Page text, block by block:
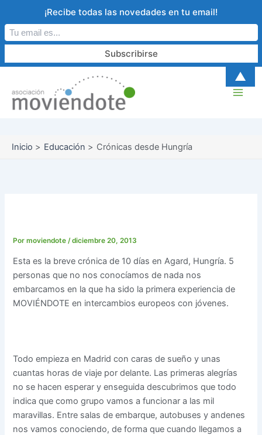
contenido
Inicio Educación Crónicas desde Hungría
Pormoviendote /diciembre 20, 2013
Esta es la breve crónica de 10 días en Agard, Hungría. 5
personas que no nos conocíamos de nada nos
embarcamos en la que ha sido la primera experiencia de
MOVIÉNDOTE en intercambios europeos con jóvenes.
Todo empieza en Madrid con caras de sueño y unas
cuantas horas de viaje por delante. Las primeras alegrías
no se hacen esperar y enseguida descubrimos que todo
indica que como grupo vamos a funcionar a las mil
maravillas. Entre salas de embarque, autobuses y andenes
nos vamos conociendo, de forma que cuando llegamos a
¡Recibe todas las novedades en tu email!
▲